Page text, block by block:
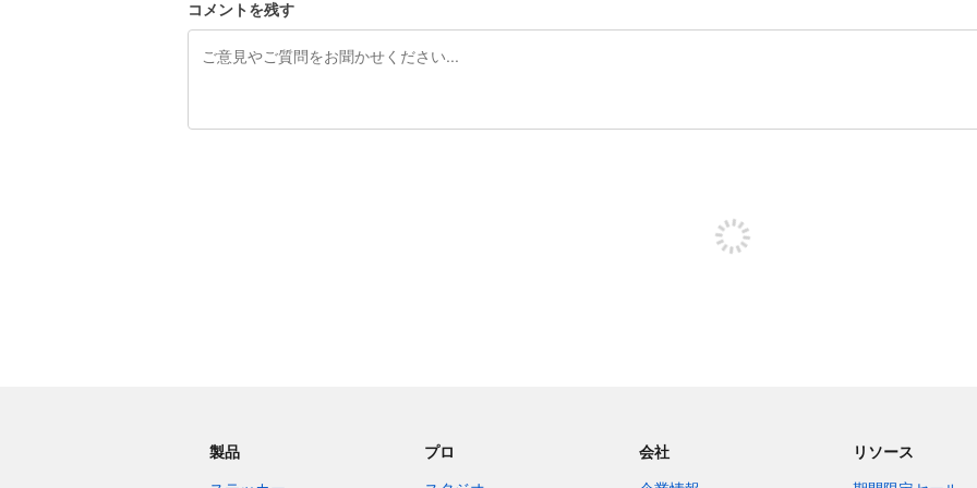
コメントを残す
製品
プロ
会社
リソース